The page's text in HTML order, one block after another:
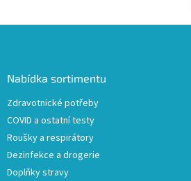
Nabídka sortimentu
Zdravotnické potřeby
COVID a ostatní testy
Roušky a respirátory
Dezinfekce a drogerie
Doplňky stravy